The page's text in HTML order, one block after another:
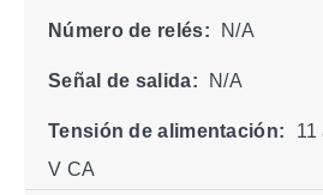
Número de relés: N/A
Señal de salida: N/A
Tensión de alimentación:
11
V CA